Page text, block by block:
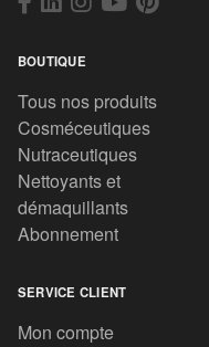
BOUTIQUE
Tous nos produits
Cosméceutiques
Nutraceutiques
Nettoyants et
démaquillants
Abonnement
SERVICE CLIENT
Mon compte